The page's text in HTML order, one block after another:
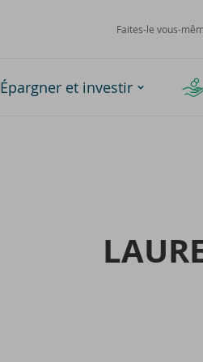
Faites-le vous-
Épargner et investir